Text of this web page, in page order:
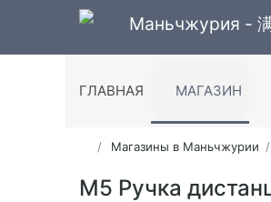
Маньчжурия -
ГЛАВНАЯ МАГАЗИН
Магазины в Маньчжурии
M5 Ручка